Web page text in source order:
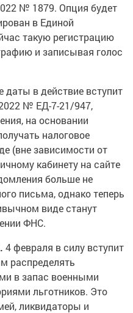
№ 1879. Опция будет
в Единой
такую регистрацию
и записывая голос
даты в действие вступит
№ ЕД-7-21/947,
на основании
налоговое
(вне зависимости от
кабинету на сайте
больше не
письма, однако теперь
виде станут
ФНС.
4 февраля в силу вступит
распределять
в запас военными
льготников. Это
ликвидаторы и